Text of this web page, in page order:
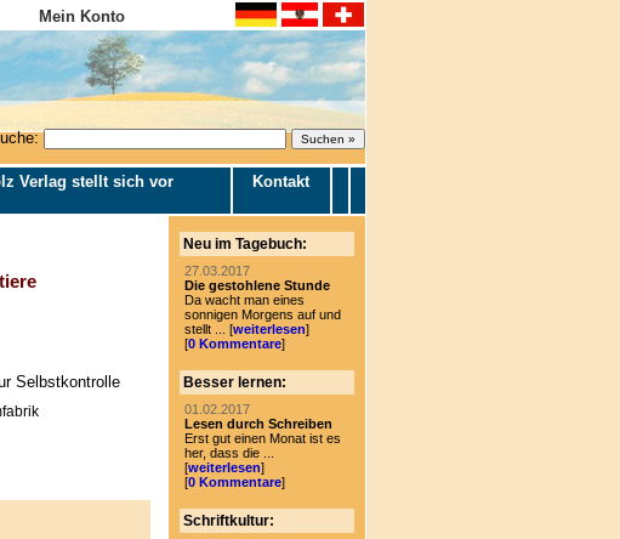
Mein Konto
Verlag stellt sich vor Kontakt
Selbstkontrolle
Neu im Tagebuch:
27.03.2017
Die gestohlene Stunde
Da wacht man eines
sonnigen Morgens auf und
stellt ... [weiterlesen]
[0 Kommentare]
Besser lernen:
01.02.2017
Lesen durch Schreiben
Erst gut einen Monat ist es
her, dass die ...
[weiterlesen]
[0 Kommentare]
Schriftkultur: